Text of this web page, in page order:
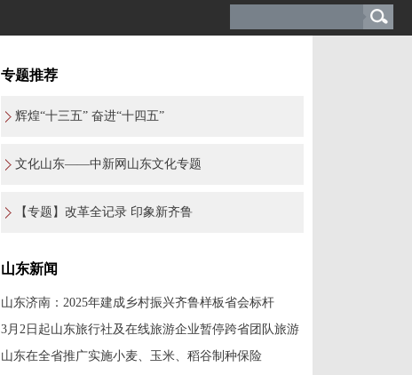
专题推荐
辉煌“十三五” 奋进“十四五”
文化山东——中新网山东文化专题
【专题】改革全记录 印象新齐鲁
山东新闻
山东济南：2025年建成乡村振兴齐鲁样板省会标杆
3月2日起山东旅行社及在线旅游企业暂停跨省团队旅游
山东在全省推广实施小麦、玉米、稻谷制种保险